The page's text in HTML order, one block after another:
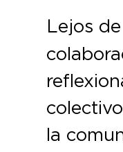
Lejos
la